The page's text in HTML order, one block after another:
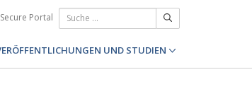
Secure Portal
UND STUDIEN